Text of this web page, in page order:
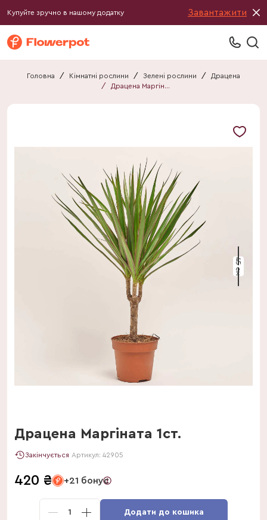
Купуйте зручно в нашому додатку Завантажити
Головна / Кімнатні рослини / Зелені рослини /
Драцена
/
Драцена Маргіната 1ст.
45 см
Драцена Маргіната 1ст.
Закінчується Артикул: 42905
420 ₴ +21 бонус
1 Додати до кошика